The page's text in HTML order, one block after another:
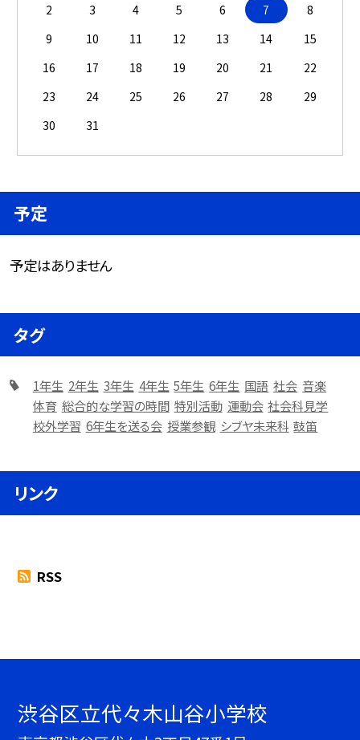
2
3 4 5 6 7
8
9
10 11 12 13 14
15
16
17 18 19 20 21
22
23
24 25 26 27 28
29
30
31
予定
予定はありません
タグ
1年生 2年生 3年生 4年生 5年生 6年生 国語 社会 音楽
体育 総合的な学習の時間 特別活動 運動会 社会科見学
校外学習 6年生を送る会 授業参観 シブヤ未来科 鼓笛
リンク
RSS
渋谷区立代々木山谷小学校